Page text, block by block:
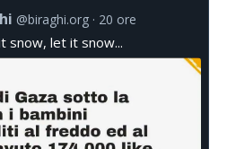
@biraghi.org 20 ore
snow, let it snow...